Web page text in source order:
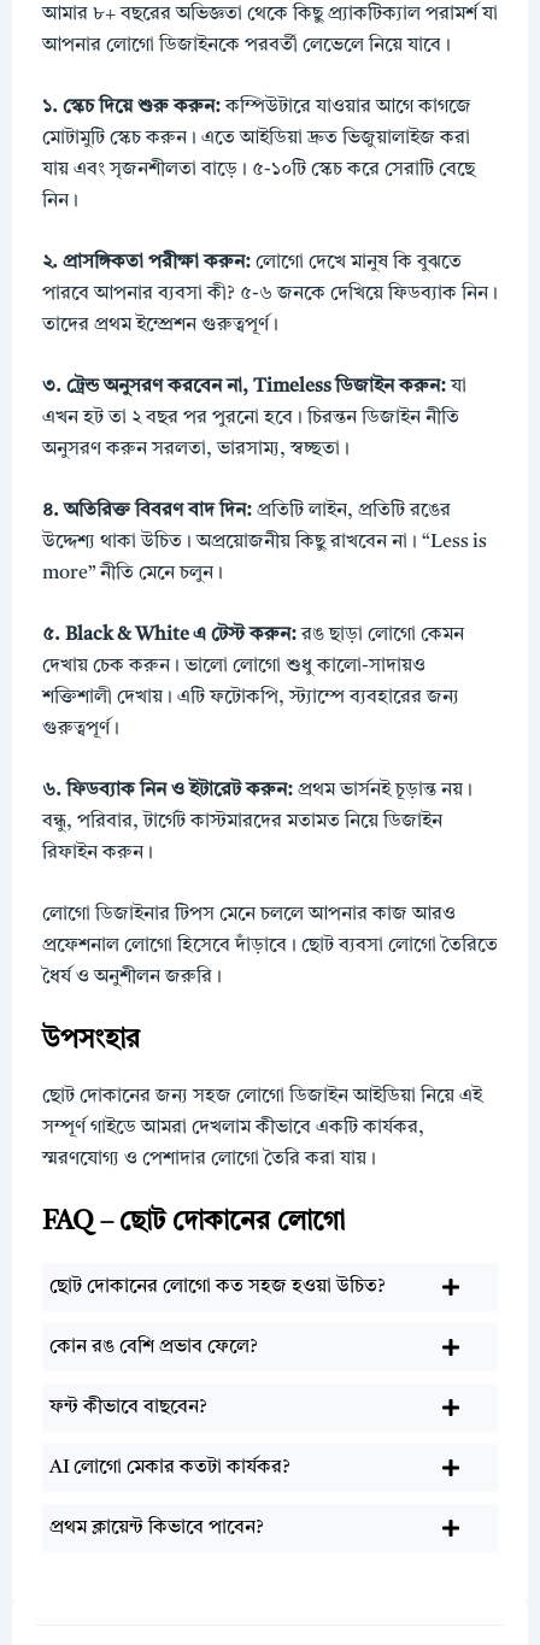
আমার ৮+ বছরের অভিজ্ঞতা থেকে কিছু প্র্যাকটিক্যাল পরামর্শ যা
আপনার লোগো ডিজাইনকে পরবর্তী লেভেলে নিয়ে যাবে।
১. স্কেচ দিয়ে শুরু করুন:কম্পিউটারে যাওয়ার আগে কাগজে
মোটামুটি স্কেচ করুন। এতে আইডিয়া দ্রুত ভিজুয়ালাইজ করা
যায় এবং সৃজনশীলতা বাড়ে। ৫-১০টি স্কেচ করে সেরাটি বেছে
নিন।
২. প্রাসঙ্গিকতা পরীক্ষা করুন: লোগো দেখে মানুষ কি বুঝতে
পারবে আপনার ব্যবসা কী? ৫-৬ জনকে দেখিয়ে ফিডব্যাক নিন।
তাদের প্রথম ইম্প্রেশন গুরুত্বপূর্ণ।
৩. ট্রেন্ড অনুসরণ করবেন না, Timeless ডিজাইন করুন:যা
এখন হট তা ২ বছর পর পুরনো হবে। চিরন্তন ডিজাইন নীতি
অনুসরণ করুন সরলতা, ভারসাম্য, স্বচ্ছতা।
৪. অতিরিক্ত বিবরণ বাদ দিন: প্রতিটি লাইন, প্রতিটি রঙের
উদ্দেশ্য থাকা উচিত। অপ্রয়োজনীয় কিছু রাখবেন না। “Less is
more” নীতি মেনে চলুন।
৫. Black & White এ টেস্ট করুন:রঙ ছাড়া লোগো কেমন
দেখায় চেক করুন। ভালো লোগো শুধু কালো-সাদায়ও
শক্তিশালী দেখায়। এটি ফটোকপি, স্ট্যাম্পে ব্যবহারের জন্য
গুরুত্বপূর্ণ।
৬. ফিডব্যাক নিন ও ইটারেট করুন: প্রথম ভার্সনই চূড়ান্ত নয়।
বন্ধু, পরিবার, টার্গেট কাস্টমারদের মতামত নিয়ে ডিজাইন
রিফাইন করুন।
লোগো ডিজাইনার টিপস মেনে চললে আপনার কাজ আরও
প্রফেশনাল লোগো হিসেবে দাঁড়াবে। ছোট ব্যবসা লোগো তৈরিতে
ধৈর্য ও অনুশীলন জরুরি।
উপসংহার
ছোট দোকানের জন্য সহজ লোগো ডিজাইন আইডিয়া নিয়ে এই
সম্পূর্ণ গাইডে আমরা দেখলাম কীভাবে একটি কার্যকর,
স্মরণযোগ্য ও পেশাদার লোগো তৈরি করা যায়।
FAQ – ছোট দোকানের লোগো
ছোট দোকানের লোগো কত সহজ হওয়া উচিত?
কোন রঙ বেশি প্রভাব ফেলে?
ফন্ট কীভাবে বাছবেন?
AI লোগো মেকার কতটা কার্যকর?
প্রথম ক্লায়েন্ট কিভাবে পাবেন?